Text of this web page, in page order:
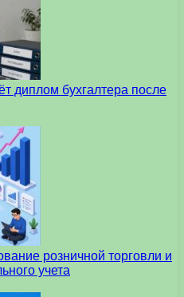
диплом бухгалтера после
розничной торговли и
учета